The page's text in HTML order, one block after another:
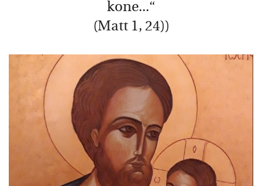
kone...“
(Matt 1, 24))